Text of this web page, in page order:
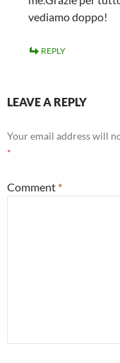
vediamo doppo!
REPLY
LEAVE A REPLY
Your email address will
*
Comment *